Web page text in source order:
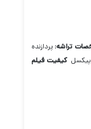
تراشه: پردازنده
کیفیت فیلم